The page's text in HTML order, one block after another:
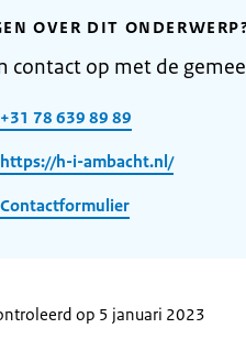
OVER DIT
contact op met de
+31 78 639 89 89
https://h-i-ambacht.nl/
Contactformulier
op 5 januari 2023